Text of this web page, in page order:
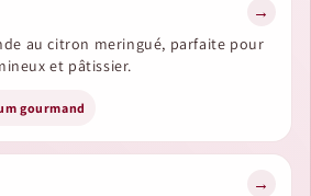
→
au citron meringué, parfaite pour
et pâtissier.
gourmand
→